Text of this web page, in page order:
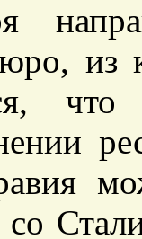
из
со